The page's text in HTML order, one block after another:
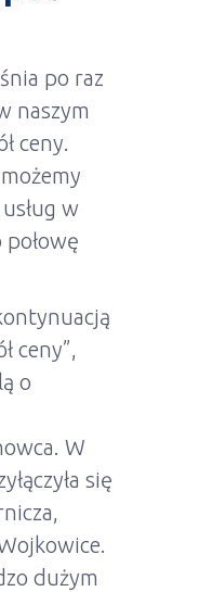
po raz
naszym
ceny.
w
ceny”,
o
W
się
dużym